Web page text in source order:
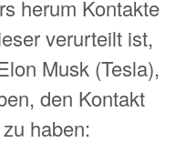
herum Kontakte
verurteilt ist,
Musk (Tesla),
den Kontakt
haben: